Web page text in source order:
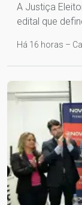
A Justiça
edital que
Há 16 horas –